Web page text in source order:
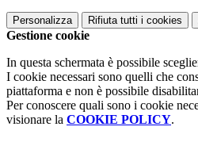
Personalizza Rifiuta tutti i cookies
Gestione cookie
In questa schermata è possibile
I cookie necessari sono quelli che
piattaforma e non è possibile
Per conoscere quali sono i cookie
visionare la COOKIE POLICY.